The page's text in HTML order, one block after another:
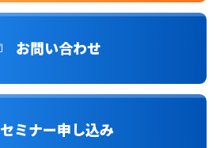
お問い合わせ
セミナー申し込み